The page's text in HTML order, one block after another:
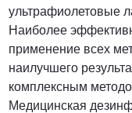
ультрафиолетовые
Наиболее
применение всех
наилучшего
комплексным
Медицинская